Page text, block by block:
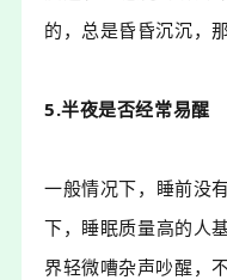
的，总是昏昏沉沉，
5.半夜是否经常易醒
一般情况下，睡前没
下，睡眠质量高的人
界轻微嘈杂声吵醒，